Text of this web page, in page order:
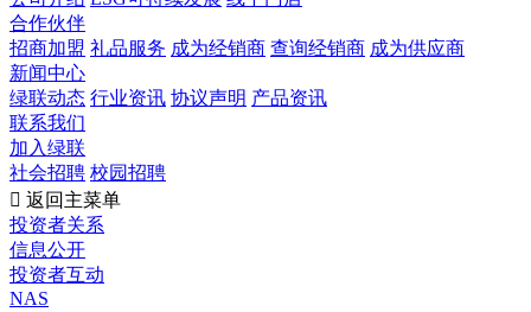
合作伙伴
招商加盟 礼品服务 成为经销商 查询经销商 成为供应商
新闻中心
绿联动态 行业资讯 协议声明 产品资讯
联系我们
加入绿联
社会招聘 校园招聘
 返回主菜单
投资者关系
信息公开
投资者互动
NAS